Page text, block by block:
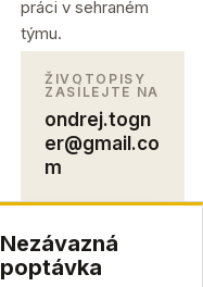
práci v sehraném
týmu.
ŽIVOTOPISY
ZASÍLEJTE NA
ondrej.togn
er@gmail.co
m
Nezávazná
poptávka